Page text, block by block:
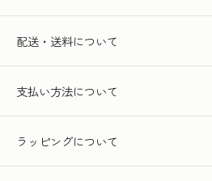
配送・送料について
支払い方法について
ラッピングについて